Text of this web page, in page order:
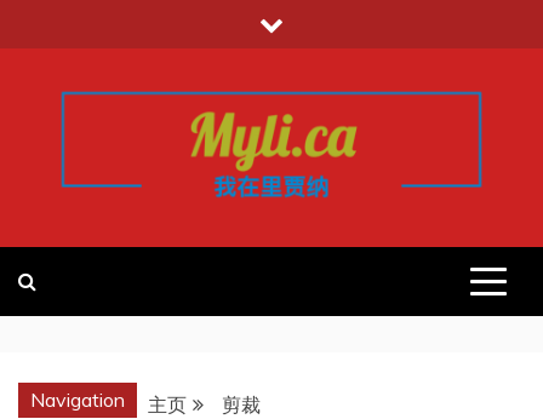
至
我的里贾纳
REGINA
Navigation 主页 剪裁